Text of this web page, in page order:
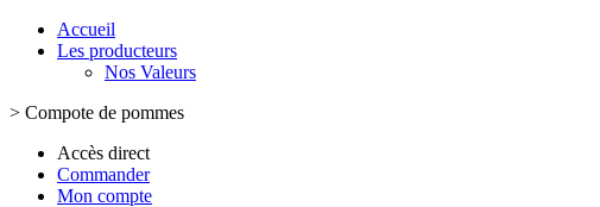
Accueil
Les producteurs
Nos Valeurs
> Compote de pommes
Accès direct
Commander
Mon compte